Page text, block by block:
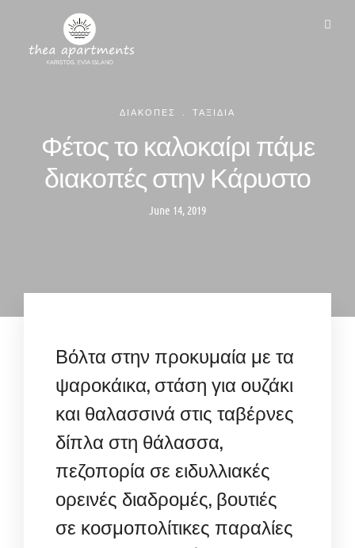
ΔΙΑΚΟΠΕΣ ΤΑΞΙΔΙΑ
Φέτος το καλοκαίρι πάμε
διακοπές στην Κάρυστο
June 14, 2019
Βόλτα στην προκυμαία με τα
ψαροκάικα, στάση για ουζάκι
και θαλασσινά στις ταβέρνες
δίπλα στη θάλασσα,
πεζοπορία σε ειδυλλιακές
ορεινές διαδρομές, βουτιές
σε κοσμοπολίτικες παραλίες